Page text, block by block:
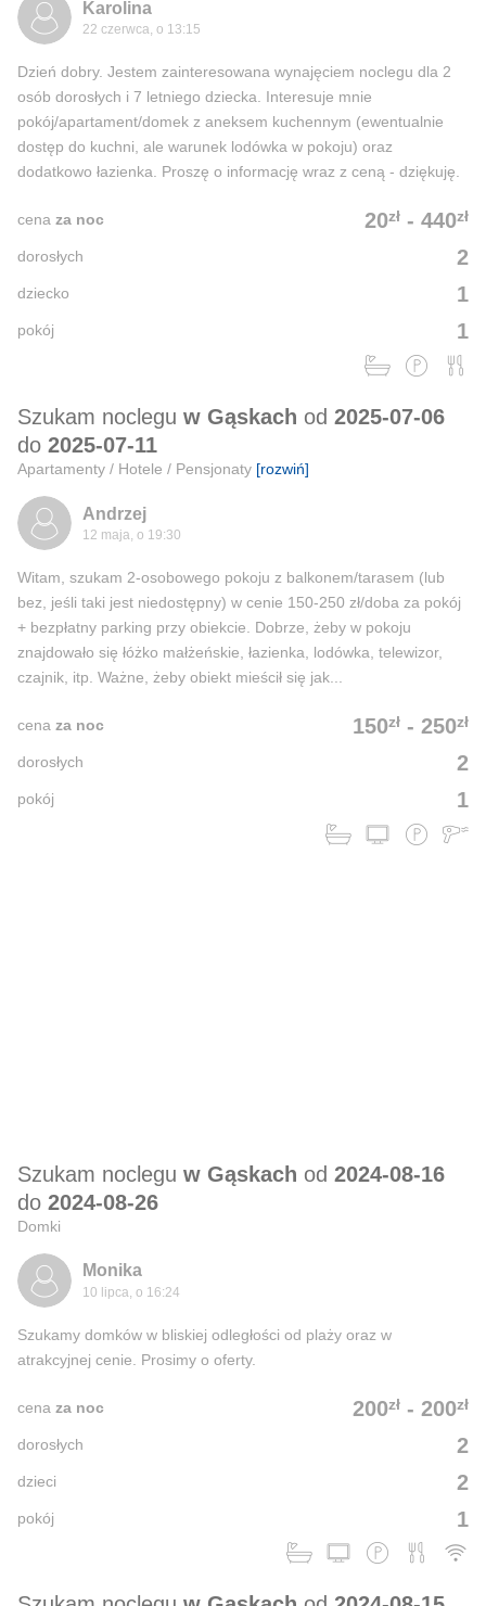
Karolina
22 czerwca, o 13:15
Dzień dobry. Jestem zainteresowana wynajęciem noclegu dla 2
osób dorosłych i 7 letniego dziecka. Interesuje mnie
pokój/apartament/domek z aneksem kuchennym (ewentualnie
dostęp do kuchni, ale warunek lodówka w pokoju) oraz
dodatkowo łazienka. Proszę o informację wraz z ceną - dziękuję.
20zł - 440zł
cena za noc
2
dorosłych
1
dziecko
1
pokój
Szukam noclegu w Gąskach od 2025-07-06
do 2025-07-11
Apartamenty / Hotele / Pensjonaty [rozwiń]
Andrzej
12 maja, o 19:30
Witam, szukam 2-osobowego pokoju z balkonem/tarasem (lub
bez, jeśli taki jest niedostępny) w cenie 150-250 zł/doba za pokój
+ bezpłatny parking przy obiekcie. Dobrze, żeby w pokoju
znajdowało się łóżko małżeńskie, łazienka, lodówka, telewizor,
czajnik, itp. Ważne, żeby obiekt mieścił się jak...
150zł - 250zł
cena za noc
2
dorosłych
1
pokój
Szukam noclegu w Gąskach od 2024-08-16
do 2024-08-26
Domki
Monika
10 lipca, o 16:24
Szukamy domków w bliskiej odległości od plaży oraz w
atrakcyjnej cenie. Prosimy o oferty.
200zł - 200zł
cena za noc
2
dorosłych
2
dzieci
1
pokój